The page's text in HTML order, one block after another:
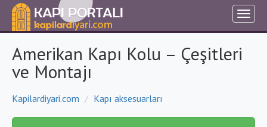
Amerikan Kapı Kolu – Çeşitleri
ve Montajı
Kapilardiyari.com Kapı aksesuarları